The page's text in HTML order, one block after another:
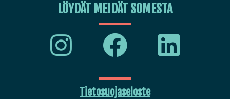
LÖYDÄT MEIDÄT SOMESTA
Tietosuojaseloste